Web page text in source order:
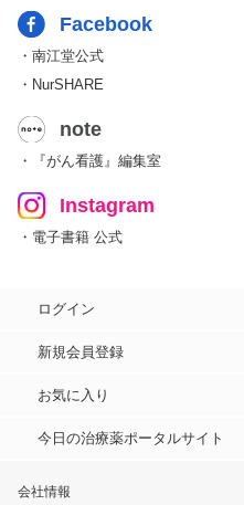
Facebook
・南江堂公式
・NurSHARE
note
・『がん看護』編集室
Instagram
・電子書籍 公式
ログイン
新規会員登録
お気に入り
今日の治療薬ポータルサイト
会社情報